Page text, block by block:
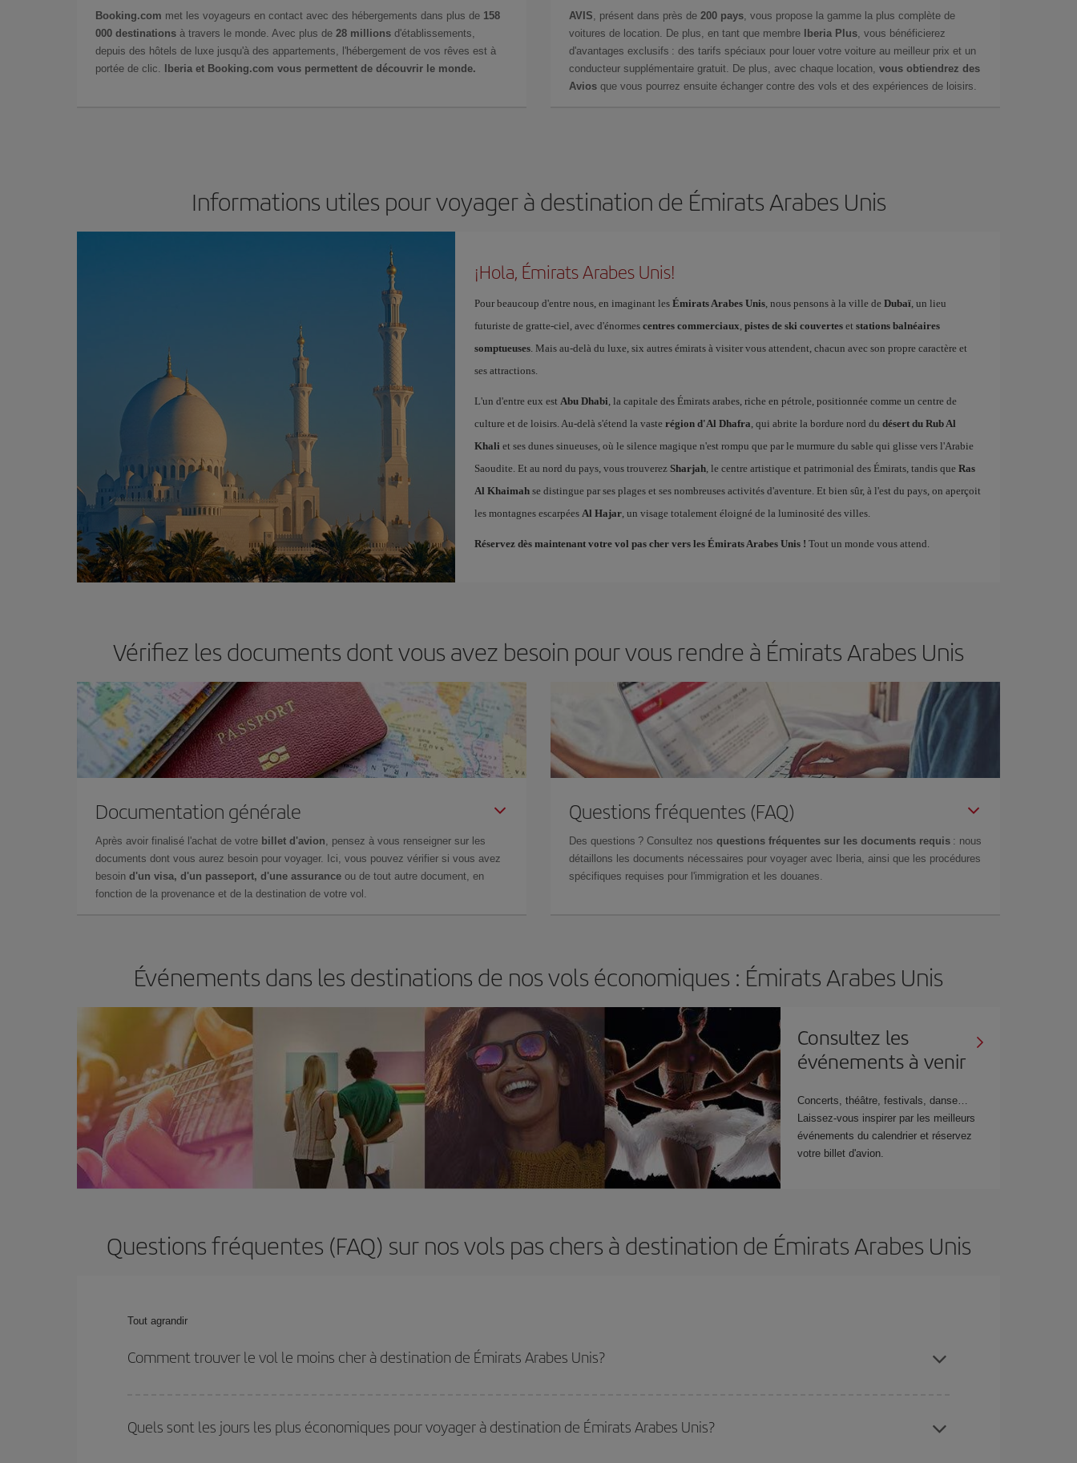
Booking.com met les voyageurs en contact avec des hébergements dans plus de 158
000 destinations à travers le monde. Avec plus de 28 millions d'établissements,
depuis des hôtels de luxe jusqu'à des appartements, l'hébergement de vos rêves est à
portée de clic.
Iberia et Booking.com vous permettent de découvrir le monde.
AVIS , présent dans près de 200 pays , vous propose la gamme la plus complète de
voitures de location. De plus, en tant que membre
Iberia Plus , vous bénéficierez
d'avantages exclusifs : des tarifs spéciaux pour louer votre voiture au meilleur prix et un
conducteur supplémentaire gratuit. De plus, avec chaque location, vous obtiendrez des
Avios que vous pourrez ensuite échanger contre des vols et des expériences de loisirs.
Informations utiles pour voyager à destination de Émirats Arabes Unis
¡Hola, Émirats Arabes Unis!
Pour beaucoup d'entre nous, en imaginant les Émirats Arabes Unis, nous pensons à la ville de Dubaï, un lieu
futuriste de gratte-ciel, avec d'énormes centres commerciaux pistes de ski couverteset stations balnéaires
somptueuses. Mais au-delà du luxe, six autres émirats à visiter vous attendent, chacun avec son propre caractère et
ses attractions.
L'un d'entre eux est Abu Dhabi , la capitale des Émirats arabes, riche en pétrole, positionnée comme un centre de
culture et de loisirs. Au-delà s'étend la vaste région d'Al Dhafra , qui abrite la bordure nord du désert du Rub Al
Khali et ses dunes sinueuses, où le silence magique n'est rompu que par le murmure du sable qui glisse vers l'Arabie
Saoudite. Et au nord du pays, vous trouverez Sharjah, le centre artistique et patrimonial des Émirats, tandis que Ras
Al Khaimahse distingue par ses plages et ses nombreuses activités d'aventure. Et bien sûr, à l'est du pays, on aperçoit
les montagnes escarpées Al Hajar, un visage totalement éloigné de la luminosité des villes.
Réservez dès maintenant votre vol pas cher vers les Émirats Arabes Unis ! Tout un monde vous attend.
Vérifiez les documents dont vous avez besoin pour vous rendre à Émirats Arabes Unis
Documentation générale
Après avoir finalisé l'achat de votre billet d'avion , pensez à vous renseigner sur les
documents dont vous aurez besoin pour voyager. Ici, vous pouvez vérifier si vous avez
besoin d'un visa, d'un passeport, d'une assurance ou de tout autre document, en
fonction de la provenance et de la destination de votre vol.
Questions fréquentes (FAQ)
Des questions ? Consultez nos questions fréquentes sur les documents requis : nous
détaillons les documents nécessaires pour voyager avec Iberia, ainsi que les procédures
spécifiques requises pour l'immigration et les douanes.
Événements dans les destinations de nos vols économiques : Émirats Arabes Unis
Consultez les
événements à venir
Concerts, théâtre, festivals, danse…
Laissez-vous inspirer par les meilleurs
événements du calendrier et réservez
votre billet d'avion.
Questions fréquentes (FAQ) sur nos vols pas chers à destination de Émirats Arabes Unis
Tout agrandir
Comment trouver le vol le moins cher à destination de Émirats Arabes Unis?
votre aller-retour. Si vous n'avez pas d'idée de destination précise pour votre voyage, jetez un coup œil à nos offres et laissez-vous inspirer : vous trouverez sûrement le vol le
plus économique.
Quels sont les jours les plus économiques pour voyager à destination de Émirats Arabes Unis?